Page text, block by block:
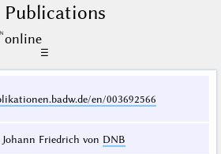
Publications
online
☰
en/003692566
Friedrich von DNB